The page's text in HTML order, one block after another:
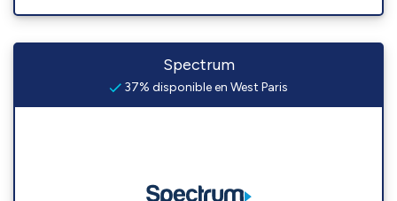
Spectrum
37% disponible en West Paris